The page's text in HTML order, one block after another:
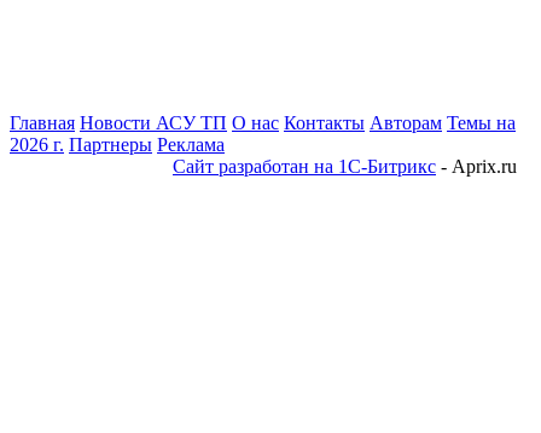
Главная Новости АСУ ТП О нас Контакты Авторам Темы на
2026 г. Партнеры Реклама
Сайт разработан на 1С-Битрикс - Aprix.ru